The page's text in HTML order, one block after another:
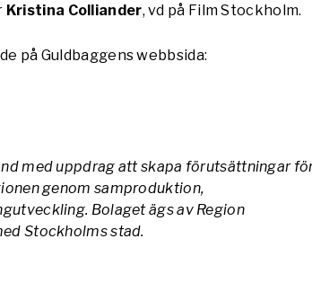
Kristina Colliander, vd på Film Stockholm.
på Guldbaggens webbsida:
med uppdrag att skapa förutsättningar
genom samproduktion,
Bolaget ägs av Region
Stockholms stad.